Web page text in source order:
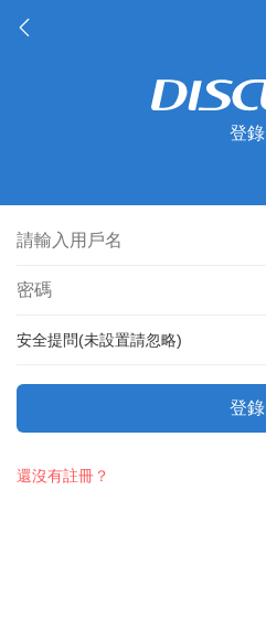
登錄
安全提問(未設置請忽略)
登錄
還沒有註冊？